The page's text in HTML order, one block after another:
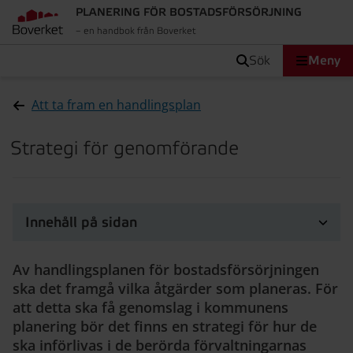
PLANERING FÖR BOSTADSFÖRSÖRJNING
– en handbok från Boverket
sök Meny
Att ta fram en handlingsplan
Strategi för genomförande
Innehåll på sidan
Av handlingsplanen för bostadsförsörjningen
ska det framgå vilka åtgärder som planeras. För
att detta ska få genomslag i kommunens
planering bör det finns en strategi för hur de
ska införlivas i de berörda förvaltningarnas